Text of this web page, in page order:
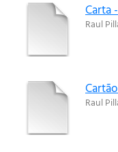
Carta
Raul
Raul